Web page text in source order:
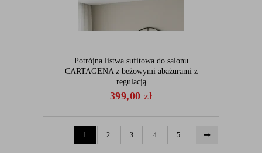
Potrójna listwa sufitowa do salonu
CARTAGENA z beżowymi abażurami z
regulacją
399,00zł
1 2 3 4 5